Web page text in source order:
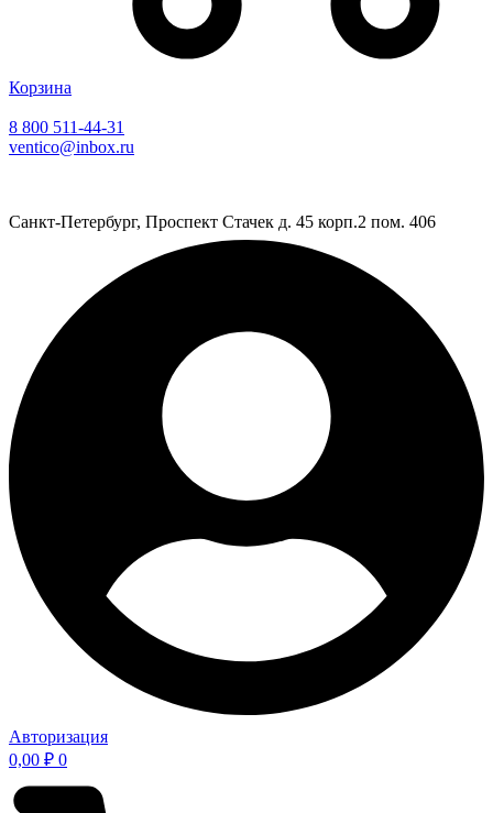
Корзина
8 800 511-44-31
ventico@inbox.ru
Санкт-Петербург, Проспект Стачек д. 45 корп.2 пом. 406
Авторизация
0,00 ₽ 0